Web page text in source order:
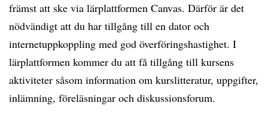
främst att ske via lärplattformen Canvas. Därför är det
nödvändigt att du har tillgång till en dator och
internetuppkoppling med god överföringshastighet. I
lärplattformen kommer du att få tillgång till kursens
aktiviteter såsom information om kurslitteratur, uppgifter,
inlämning, föreläsningar och diskussionsforum.